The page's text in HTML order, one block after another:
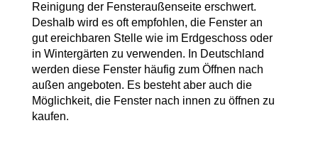
Reinigung der Fensteraußenseite erschwert.
Deshalb wird es oft empfohlen, die Fenster an
gut ereichbaren Stelle wie im Erdgeschoss oder
in Wintergärten zu verwenden. In Deutschland
werden diese Fenster häufig zum Öffnen nach
außen angeboten. Es besteht aber auch die
Möglichkeit, die Fenster nach innen zu öffnen zu
kaufen.